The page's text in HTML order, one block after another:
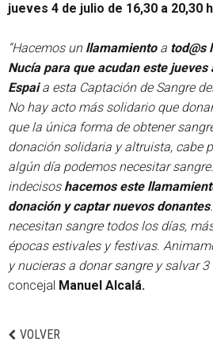
jueves 4 de julio de 16,30 a 20,30
“Hacemos un llamamiento a tod@s
Nucía para que acudan este jueves
Espaia esta Captación de Sangre
No hay acto más solidario que
que la única forma de obtener
donación solidaria y altruista, cabe
algún día podemos necesitar
indecisoshacemos este
donación y captar nuevos donantes
necesitan sangre todos los días,
épocas estivales y festivas.
y nucieras a donar sangre y salvar 3
concejal Manuel Alcalá.
VOLVER